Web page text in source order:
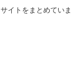
イトをまとめていま